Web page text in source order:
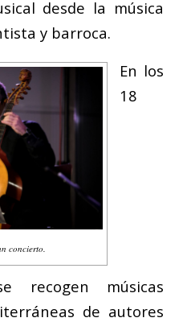
desde la música
y barroca.
concierto.
En los
18
recogen músicas
de autores